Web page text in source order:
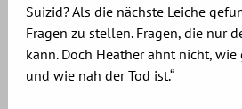
Suizid? Als die nächste Leiche
Fragen zu stellen. Fragen, die nur
kann. Doch Heather ahnt nicht,
und wie nah der Tod ist.“